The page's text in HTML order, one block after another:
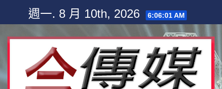
content
週一. 8 月 10th, 2026 6:06:03 AM